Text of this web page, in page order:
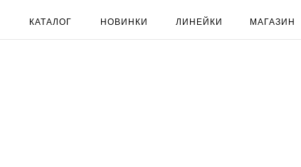
НОВИНКИ ЛИНЕЙКИ МАГАЗИН
КАТАЛОГ